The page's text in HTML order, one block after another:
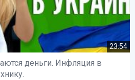
23:54
деньги. Инфляция в